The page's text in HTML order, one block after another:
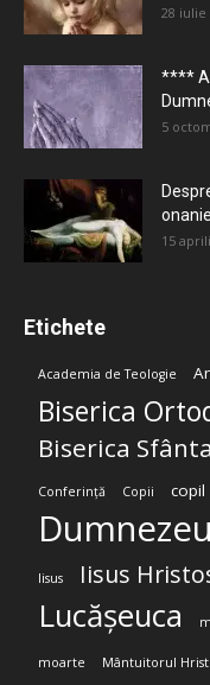
28 iulie
****
5
15
Etichete
Academia de Teologie
Biserica
Biserica
Conferință Copii copil
Dumnezeu
Iisus Iisus
Lucășeuca
moarte Mântuitorul